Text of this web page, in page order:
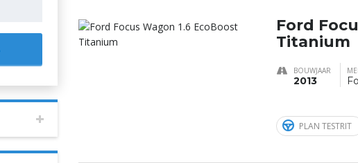
Ford
Titanium
BOUWJAAR
2013
PLAN TESTRIT